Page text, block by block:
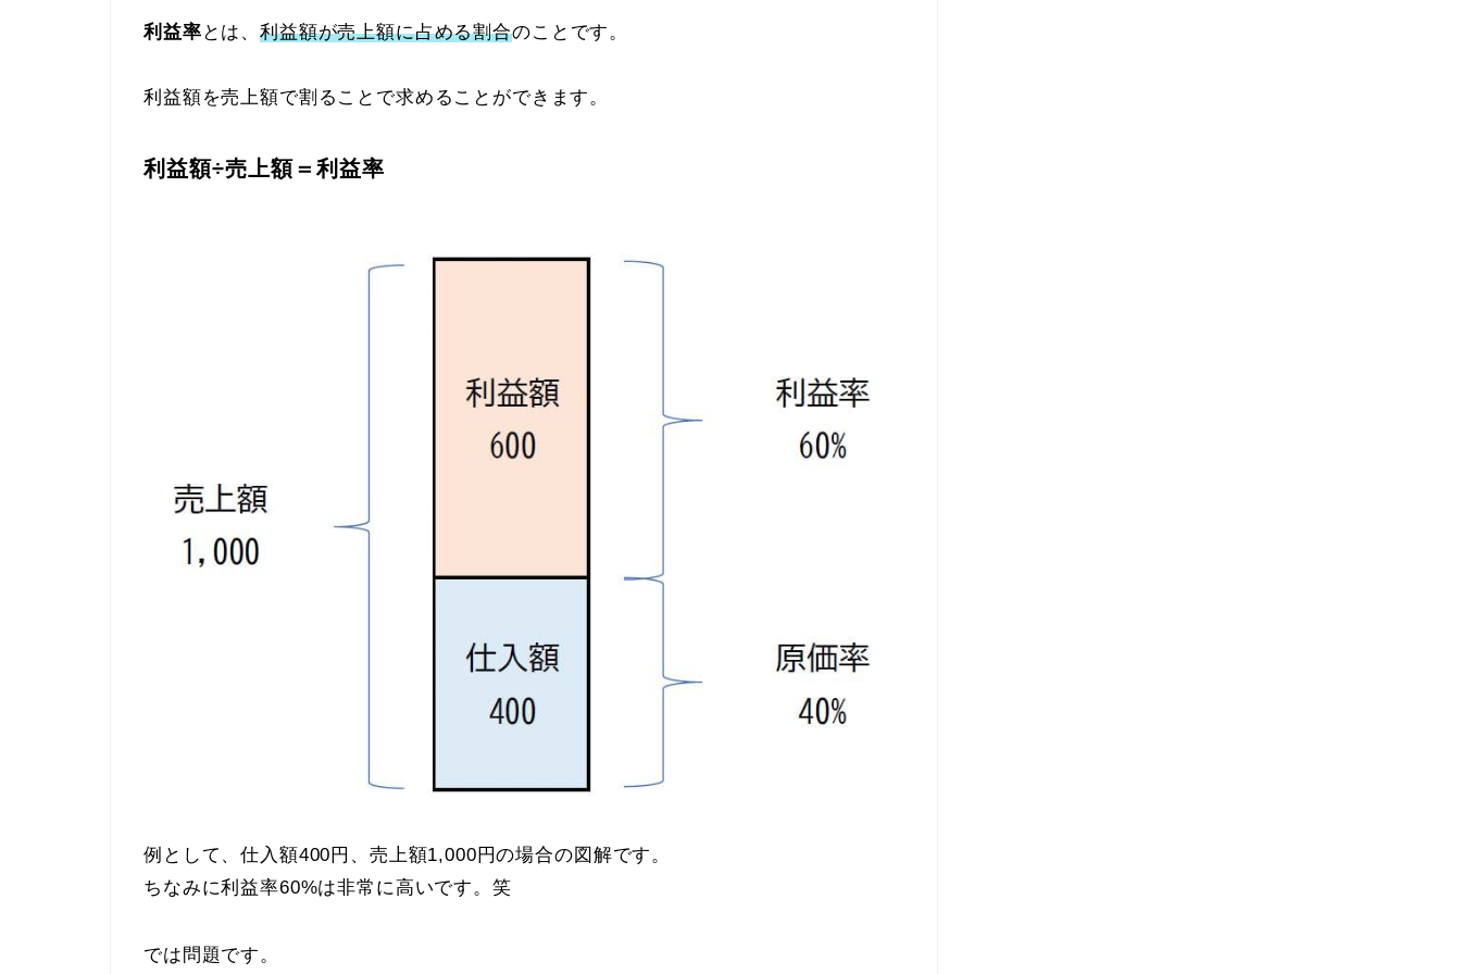
利益率 とは、利益額が売上額に占める割合のことです。
利益額を売上額で割ることで求めることができます。
利益額÷売上額＝利益率
例として、仕入額400円、売上額1,000円の場合の図解です。
ちなみに利益率60%は非常に高いです。笑
では問題です。